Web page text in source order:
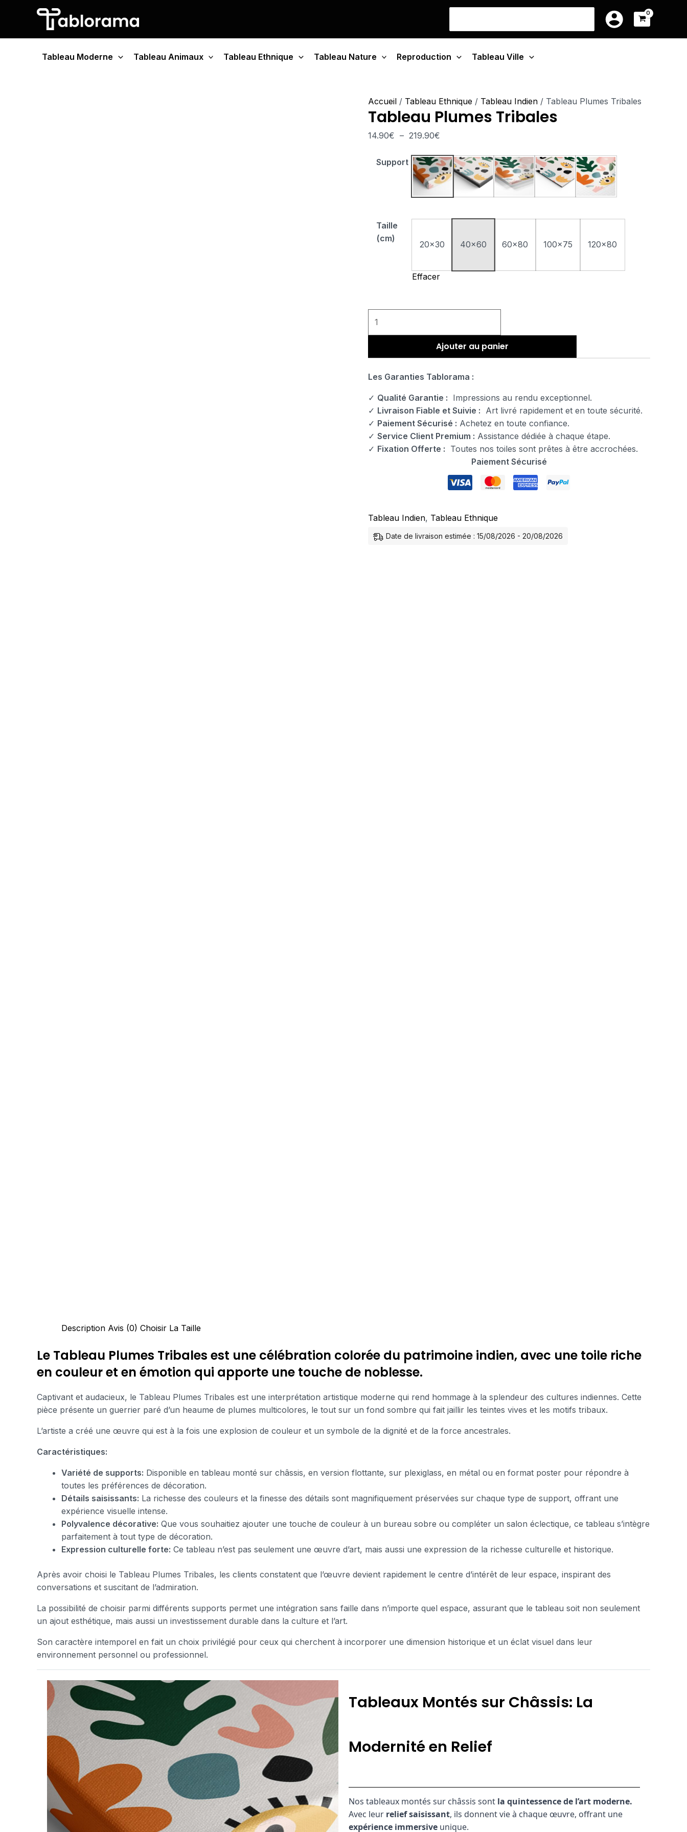
Tableau Moderne Tableau Animaux Tableau Ethnique Tableau Nature Reproduction Tableau Ville
Accueil / Tableau Ethnique / Tableau Indien / Tableau Plumes Tribales
Tableau Plumes Tribales
14.90€ – 219.90€
Plage
prix :
à
Support
Tableau Monté Sur Châssis
Tableau Cadre Flottant
Tableau PlexiglasTableau AluminiumPoster sur Papier
Taille
(cm)
20x30 40x60 60x80 100x75 120x80
Effacer
Tribales
Ajouter au panier
Les Garanties Tablorama :
✓ Qualité Garantie : Impressions au rendu exceptionnel.
✓ Livraison Fiable et Suivie : Art livré rapidement et en toute sécurité.
✓ Paiement Sécurisé : Achetez en toute confiance.
✓ Service Client Premium : Assistance dédiée à chaque étape.
✓ Fixation Offerte : Toutes nos toiles sont prêtes à être accrochées.
Paiement Sécurisé
Tableau Indien, Tableau Ethnique
Date de livraison estimée : 15/08/2026 - 20/08/2026
Description Avis (0) Choisir La Taille
Le Tableau Plumes Tribales est une célébration colorée du patrimoine indien, avec une toile riche
en couleur et en émotion qui apporte une touche de noblesse.
Captivant et audacieux, le Tableau Plumes Tribales est une interprétation artistique moderne qui rend hommage à la splendeur des cultures indiennes. Cette
pièce présente un guerrier paré d’un heaume de plumes multicolores, le tout sur un fond sombre qui fait jaillir les teintes vives et les motifs tribaux.
L’artiste a créé une œuvre qui est à la fois une explosion de couleur et un symbole de la dignité et de la force ancestrales.
Caractéristiques:
Variété de supports: Disponible en tableau monté sur châssis, en version flottante, sur plexiglass, en métal ou en format poster pour répondre à
toutes les préférences de décoration.
Détails saisissants: La richesse des couleurs et la finesse des détails sont magnifiquement préservées sur chaque type de support, offrant une
expérience visuelle intense.
Polyvalence décorative: Que vous souhaitiez ajouter une touche de couleur à un bureau sobre ou compléter un salon éclectique, ce tableau s’intègre
parfaitement à tout type de décoration.
Expression culturelle forte: Ce tableau n’est pas seulement une œuvre d’art, mais aussi une expression de la richesse culturelle et historique.
Après avoir choisi le Tableau Plumes Tribales, les clients constatent que l’œuvre devient rapidement le centre d’intérêt de leur espace, inspirant des
conversations et suscitant de l’admiration.
La possibilité de choisir parmi différents supports permet une intégration sans faille dans n’importe quel espace, assurant que le tableau soit non seulement
un ajout esthétique, mais aussi un investissement durable dans la culture et l’art.
Son caractère intemporel en fait un choix privilégié pour ceux qui cherchent à incorporer une dimension historique et un éclat visuel dans leur
environnement personnel ou professionnel.
Tableaux Montés sur Châssis: La
Modernité en Relief
Nos tableaux montés sur châssis sont la quintessence de l’art moderne.
Avec leur relief saisissant, ils donnent vie à chaque œuvre, offrant une
expérience immersive unique.
14.90€
219.90€